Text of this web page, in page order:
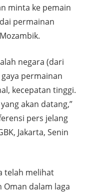
minta ke pemain
permainan
negara (dari
permainan
kecepatan tinggi.
akan datang,”
pers jelang
Jakarta, Senin
telah melihat
dalam laga